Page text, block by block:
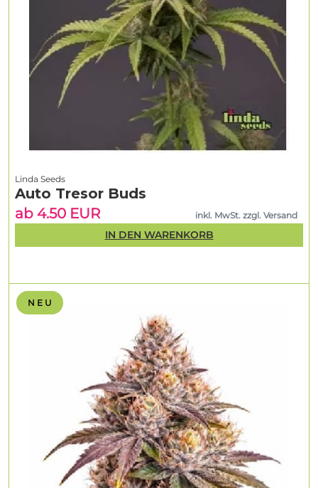
N E U
Linda Seeds
Auto Tresor Buds
ab 4.50 EUR
inkl. MwSt. zzgl. Versand
IN DEN WARENKORB